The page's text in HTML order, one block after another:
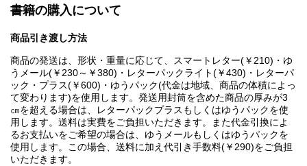
書籍の購入について
商品引き渡し方法
商品の発送は、形状・重量に応じて、スマートレター(￥210)・ゆ
うメール(￥230～￥380)・レターパックライト(￥430)・レターパ
ック・プラス(￥600)・ゆうパック(代金は地域、商品の体積によっ
て変わります)を使用します。発送用封筒を含めた商品の厚みが3
㎝を超える場合は、レターパックプラスもしくはゆうパックを使
用します。送料は実費をご負担いただきます。また代金引換によ
るお支払いをご希望の場合は、ゆうメールもしくはゆうパックを
使用します。この場合、送料に加え代引き手数料(￥290)をご負担
いただきます。